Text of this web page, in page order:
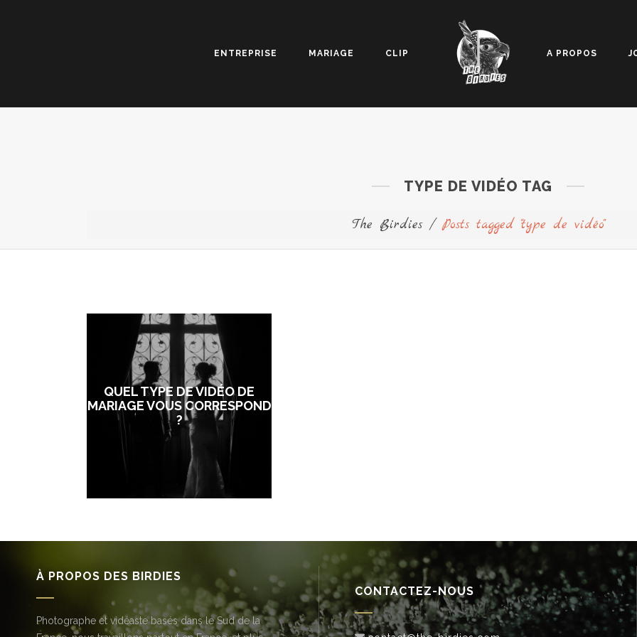
ENTREPRISE MARIAGE CLIP A PROPOS
TYPE DE VIDÉO TAG
The Birdies/Posts tagged "type de vidéo"
QUEL TYPE DE VIDÉO DE
MARIAGE VOUS CORRESPOND
?
À PROPOS DES BIRDIES
Photographe et vidéaste basés dans le Sud de la
CONTACTEZ-NOUS